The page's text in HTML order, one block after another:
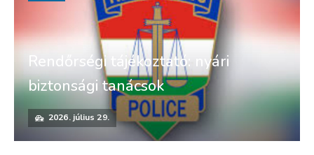
Rendőrségi tájékoztató: nyári
biztonsági tanácsok
2026. július 29.